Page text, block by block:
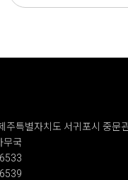
주특별자치도 서귀포시 중문
무국